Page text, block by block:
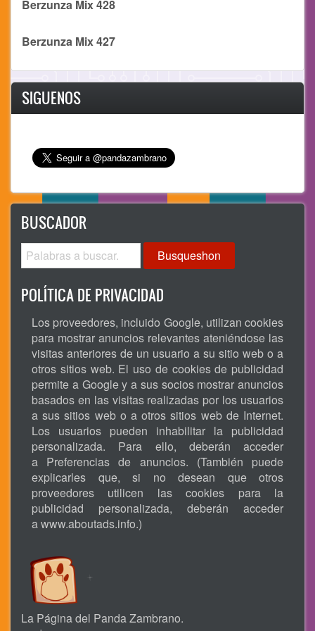
Berzunza Mix 428
Berzunza Mix 427
SIGUENOS
BUSCADOR
Busqueshon
POLÍTICA DE PRIVACIDAD
Los proveedores, incluido Google, utilizan cookies
para mostrar anuncios relevantes ateniéndose las
visitas anteriores de un usuario a su sitio web o a
otros sitios web. El uso de cookies de publicidad
permite a Google y a sus socios mostrar anuncios
basados en las visitas realizadas por los usuarios
a sus sitios web o a otros sitios web de Internet.
Los usuarios pueden inhabilitar la publicidad
personalizada. Para ello, deberán acceder
a Preferencias de anuncios. (También puede
explicarles que, si no desean que otros
proveedores utilicen las cookies para la
publicidad personalizada, deberán acceder
awww.aboutads.info.)
La Página del Panda Zambrano.